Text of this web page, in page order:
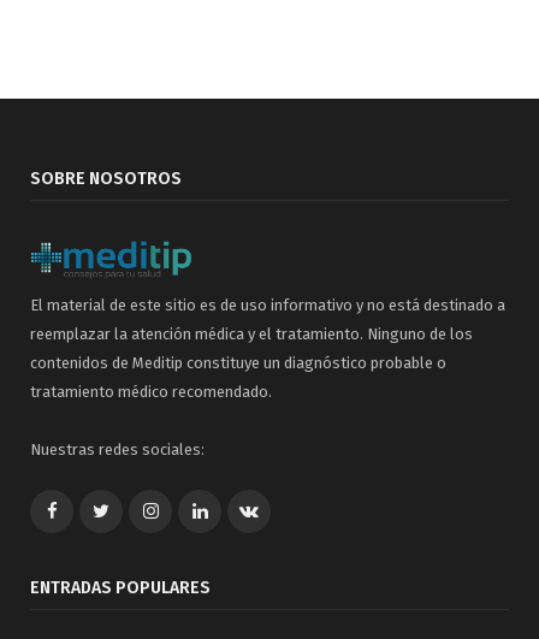
SOBRE NOSOTROS
El material de este sitio es de uso informativo y no está destinado a
reemplazar la atención médica y el tratamiento. Ninguno de los
contenidos de Meditip constituye un diagnóstico probable o
tratamiento médico recomendado.
Nuestras redes sociales:
FacebookTwitterGoogle+LinkedInVK
ENTRADAS POPULARES